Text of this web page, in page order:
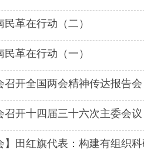
革在行动（二）
革在行动（一）
召开全国两会精神传达报告会
召开十四届三十六次主委会议
】田红旗代表：构建有组织